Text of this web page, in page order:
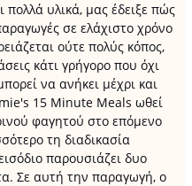
πολλά υλικά, μας έδειξε πώς
σε ελάχιστο χρόνο
ούτε πολύς κόπος,
κάτι γρήγορο που όχι
να ανήκει μέχρι και
15 Minute Meals ωθεί
φαγητού στο επόμενο
τη διαδικασία
παρουσιάζει δυο
Σε αυτή την παραγωγή, ο